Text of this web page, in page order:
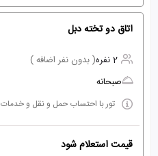
اتاق دو تخته دبل
2 نفره
( بدون نفر اضافه )
صبحانه
تور با احتساب حمل و نقل و خدمات
قیمت استعلام شود